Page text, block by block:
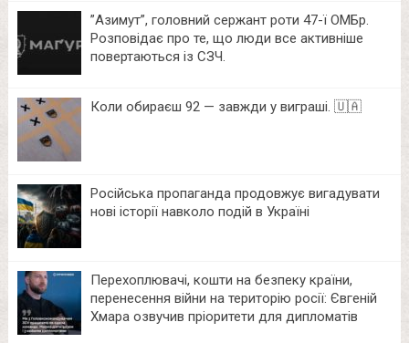
⁨”Азимут”, головний сержант роти 47-ї ОМБр.
Розповідає про те, що люди все активніше
повертаються із СЗЧ.
Коли обираєш 92 — завжди у виграші. 🇺🇦
Російська пропаганда продовжує вигадувати
нові історії навколо подій в Україні
Перехоплювачі, кошти на безпеку країни,
перенесення війни на територію росії: Євгеній
Хмара озвучив пріоритети для дипломатів